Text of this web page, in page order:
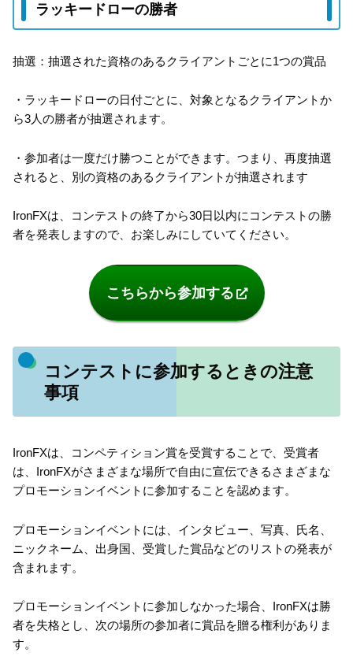
ラッキードローの勝者
抽選：抽選された資格のあるクライアントごとに1つの賞品
・ラッキードローの日付ごとに、対象となるクライアントか
ら3人の勝者が抽選されます。
・参加者は一度だけ勝つことができます。つまり、再度抽選
されると、別の資格のあるクライアントが抽選されます
IronFXは、コンテストの終了から30日以内にコンテストの勝
者を発表しますので、お楽しみにしていてください。
こちらから参加する
コンテストに参加するときの注意
事項
IronFXは、コンペティション賞を受賞することで、受賞者
は、IronFXがさまざまな場所で自由に宣伝できるさまざまな
プロモーションイベントに参加することを認めます。
プロモーションイベントには、インタビュー、写真、氏名、
ニックネーム、出身国、受賞した賞品などのリストの発表が
含まれます。
プロモーションイベントに参加しなかった場合、IronFXは勝
者を失格とし、次の場所の参加者に賞品を贈る権利がありま
す。